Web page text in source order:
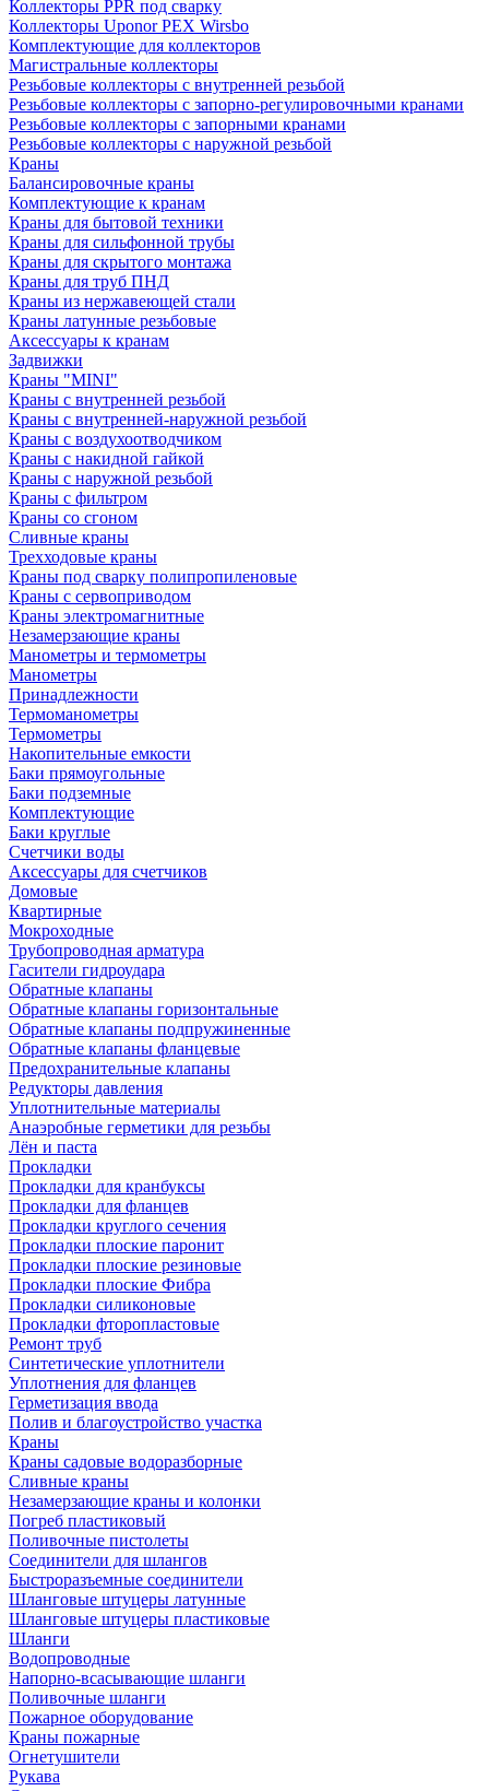
Коллекторы PPR под сварку
Коллекторы Uponor PEX Wirsbo
Комплектующие для коллекторов
Магистральные коллекторы
Резьбовые коллекторы с внутренней резьбой
Резьбовые коллекторы с запорно-регулировочными кранами
Резьбовые коллекторы с запорными кранами
Резьбовые коллекторы с наружной резьбой
Краны
Балансировочные краны
Комплектующие к кранам
Краны для бытовой техники
Краны для сильфонной трубы
Краны для скрытого монтажа
Краны для труб ПНД
Краны из нержавеющей стали
Краны латунные резьбовые
Аксессуары к кранам
Задвижки
Краны "MINI"
Краны с внутренней резьбой
Краны с внутренней-наружной резьбой
Краны с воздухоотводчиком
Краны с накидной гайкой
Краны с наружной резьбой
Краны с фильтром
Краны со сгоном
Сливные краны
Трехходовые краны
Краны под сварку полипропиленовые
Краны с сервоприводом
Краны электромагнитные
Незамерзающие краны
Манометры и термометры
Манометры
Принадлежности
Термоманометры
Термометры
Накопительные емкости
Баки прямоугольные
Баки подземные
Комплектующие
Баки круглые
Счетчики воды
Аксессуары для счетчиков
Домовые
Квартирные
Мокроходные
Трубопроводная арматура
Гасители гидроудара
Обратные клапаны
Обратные клапаны горизонтальные
Обратные клапаны подпружиненные
Обратные клапаны фланцевые
Предохранительные клапаны
Редукторы давления
Уплотнительные материалы
Анаэробные герметики для резьбы
Лён и паста
Прокладки
Прокладки для кранбуксы
Прокладки для фланцев
Прокладки круглого сечения
Прокладки плоские паронит
Прокладки плоские резиновые
Прокладки плоские Фибра
Прокладки силиконовые
Прокладки фторопластовые
Ремонт труб
Синтетические уплотнители
Уплотнения для фланцев
Герметизация ввода
Полив и благоустройство участка
Краны
Краны садовые водоразборные
Сливные краны
Незамерзающие краны и колонки
Погреб пластиковый
Поливочные пистолеты
Соединители для шлангов
Быстроразъемные соединители
Шланговые штуцеры латунные
Шланговые штуцеры пластиковые
Шланги
Водопроводные
Напорно-всасывающие шланги
Поливочные шланги
Пожарное оборудование
Краны пожарные
Огнетушители
Рукава